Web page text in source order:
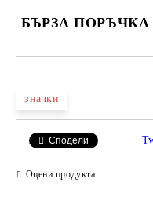
БЪРЗА ПОРЪЧКА
значки
Сподели
Оцени продукта